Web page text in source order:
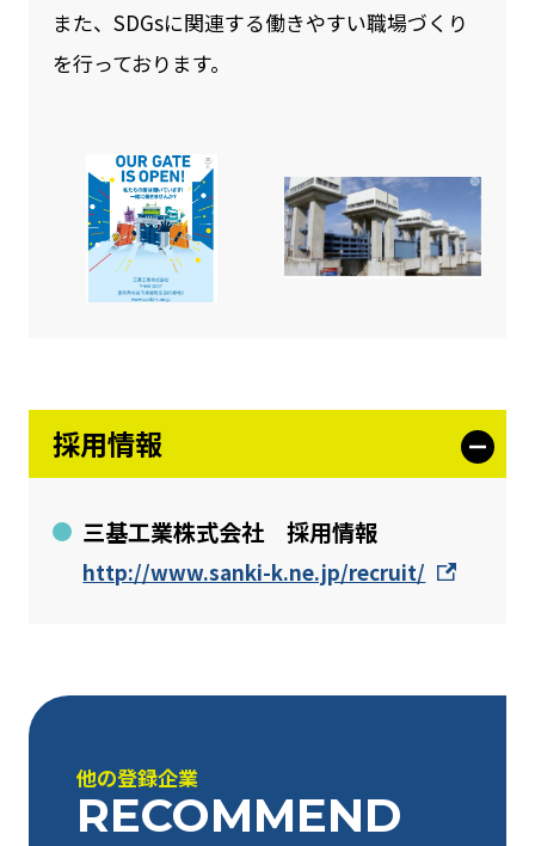
また、SDGsに関連する働きやすい職場づくり
を行っております。
採用情報
三基工業株式会社 採用情報
http://www.sanki-k.ne.jp/recruit/
他の登録企業
RECOMMEND